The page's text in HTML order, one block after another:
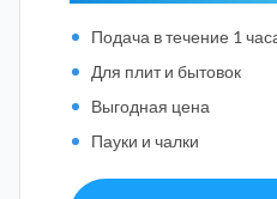
Подача в течение 1
Для плит и бытовок
Выгодная цена
Пауки и чалки